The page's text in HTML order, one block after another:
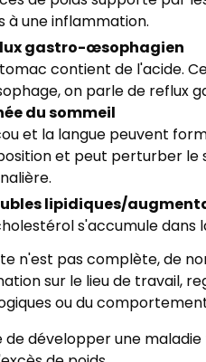
à une inflammation.
gastro-œsophagien
contient de l'acide.
on parle de reflux
du sommeil
et la langue peuvent
et peut perturber le
lipidiques/
s'accumule
n'est pas complète, de
sur le lieu de travail,
ou du
de développer une